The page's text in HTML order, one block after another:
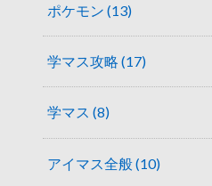
ポケモン (13)
学マス攻略 (17)
学マス (8)
アイマス全般(10)